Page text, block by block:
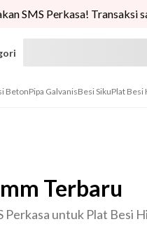
SMS Perkasa! Transaksi
BetonPipa GalvanisBesi SikuPlat Besi
Terbaru
untuk Plat Besi